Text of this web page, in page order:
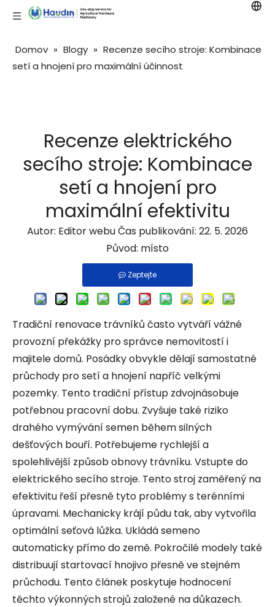
Domov » Blogy » Recenze secího stroje: Kombinace
setí a hnojení pro maximální účinnost
Recenze elektrického
secího stroje: Kombinace
setí a hnojení pro
maximální efektivitu
Autor: Editor webu Čas publikování: 22. 5. 2026
Původ: místo
Zeptejte
Tradiční renovace trávníků často vytváří vážné
provozní překážky pro správce nemovitostí i
majitele domů. Posádky obvykle dělají samostatné
průchody pro setí a hnojení napříč velkými
pozemky. Tento tradiční přístup zdvojnásobuje
potřebnou pracovní dobu. Zvyšuje také riziko
drahého vymývání semen během silných
dešťových bouří. Potřebujeme rychlejší a
spolehlivější způsob obnovy trávníku. Vstupte do
elektrického secího stroje. Tento stroj zaměřený na
efektivitu řeší přesně tyto problémy s terénními
úpravami. Mechanicky krájí půdu tak, aby vytvořila
optimální seťová lůžka. Ukládá semeno
automaticky přímo do země. Pokročilé modely také
distribuují startovací hnojivo přesně ve stejném
průchodu. Tento článek poskytuje hodnocení
těchto výkonných strojů založené na důkazech.